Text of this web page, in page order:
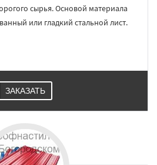
сырья. Основой материала
или гладкий стальной лист.
ЗАКАЗАТЬ